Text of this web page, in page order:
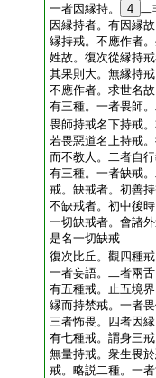
一者因縁持。 4 二
因縁持者。有因縁
縁持戒。不應作者
姓故。復次從縁持
其果則大。無縁持
不應作者。求世名
有三種。一者畏師
畏師持戒名下持戒
若畏惡道名上持戒
而不教人。二者自
有三種。一者缺戒
戒。缺戒者。初善
不缺戒者。初中後
一切缺戒者。會諸
是名一切缺戒
復次比丘。觀四種
一者妄語。二者兩
有五種戒。止五境
縁而持禁戒。一者
三者怖畏。四者因
有七種戒。謂身三
無量持戒。衆生畏
戒。略説二種。一